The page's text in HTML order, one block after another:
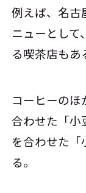
例えば、名古
ニューとして
る喫茶店もあ
コーヒーの
合わせた「小
を合わせた「
る。